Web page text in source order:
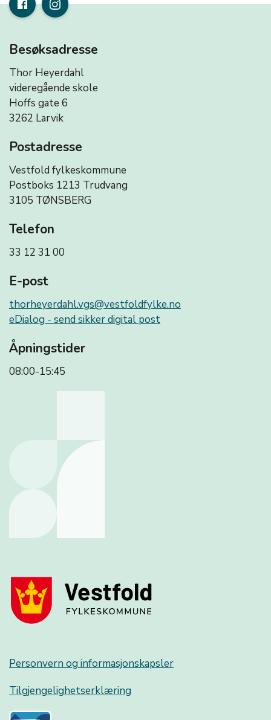
Besøksadresse
Thor Heyerdahl
videregående skole
Hoffs gate 6
3262 Larvik
Postadresse
Vestfold fylkeskommune
Postboks 1213 Trudvang
3105 TØNSBERG
Telefon
33 12 31 00
E-post
thorheyerdahl.vgs@vestfoldfylke.no
eDialog - send sikker digital post
Åpningstider
08:00-15:45
Personvern og informasjonskapsler
Tilgjengelighetserklæring